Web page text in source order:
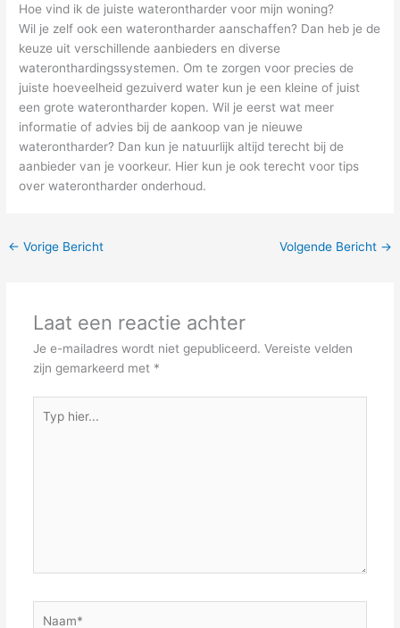
Hoe vind ik de juiste waterontharder voor mijn woning?
Wil je zelf ook een waterontharder aanschaffen? Dan heb je de
keuze uit verschillende aanbieders en diverse
wateronthardingssystemen. Om te zorgen voor precies de
juiste hoeveelheid gezuiverd water kun je een kleine of juist
een grote waterontharder kopen. Wil je eerst wat meer
informatie of advies bij de aankoop van je nieuwe
waterontharder? Dan kun je natuurlijk altijd terecht bij de
aanbieder van je voorkeur. Hier kun je ook terecht voor tips
over waterontharder onderhoud.
← Vorige Bericht Volgende Bericht →
Laat een reactie achter
Je e-mailadres wordt niet gepubliceerd. Vereiste velden
zijn gemarkeerd met *
hier...